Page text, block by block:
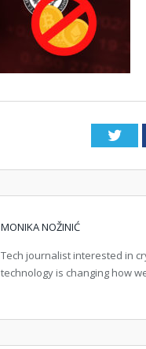
MONIKA NOŽINIĆ
Tech journalist interested in
technology is changing how